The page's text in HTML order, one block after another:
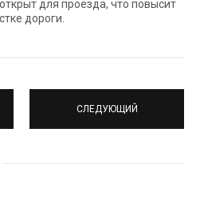
для проезда, что повысит
дороги.
СЛЕДУЮЩИЙ